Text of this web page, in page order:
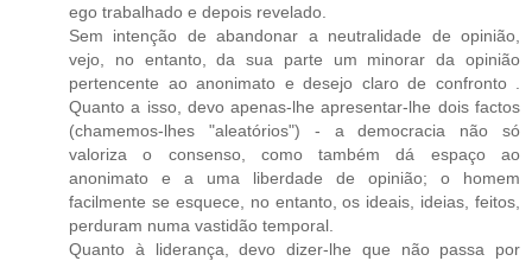
ego trabalhado e depois revelado.
Sem intenção de abandonar a neutralidade de opinião,
vejo, no entanto, da sua parte um minorar da opinião
pertencente ao anonimato e desejo claro de confronto .
Quanto a isso, devo apenas-lhe apresentar-lhe dois factos
(chamemos-lhes "aleatórios") - a democracia não só
valoriza o consenso, como também dá espaço ao
anonimato e a uma liberdade de opinião; o homem
facilmente se esquece, no entanto, os ideais, ideias, feitos,
perduram numa vastidão temporal.
Quanto à liderança, devo dizer-lhe que não passa por